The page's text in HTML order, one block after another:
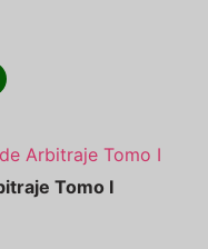
Tomo I